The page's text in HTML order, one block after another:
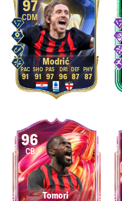
97
CDM
Modrić
91 91 97 96 87 87
96
CB
Tomori